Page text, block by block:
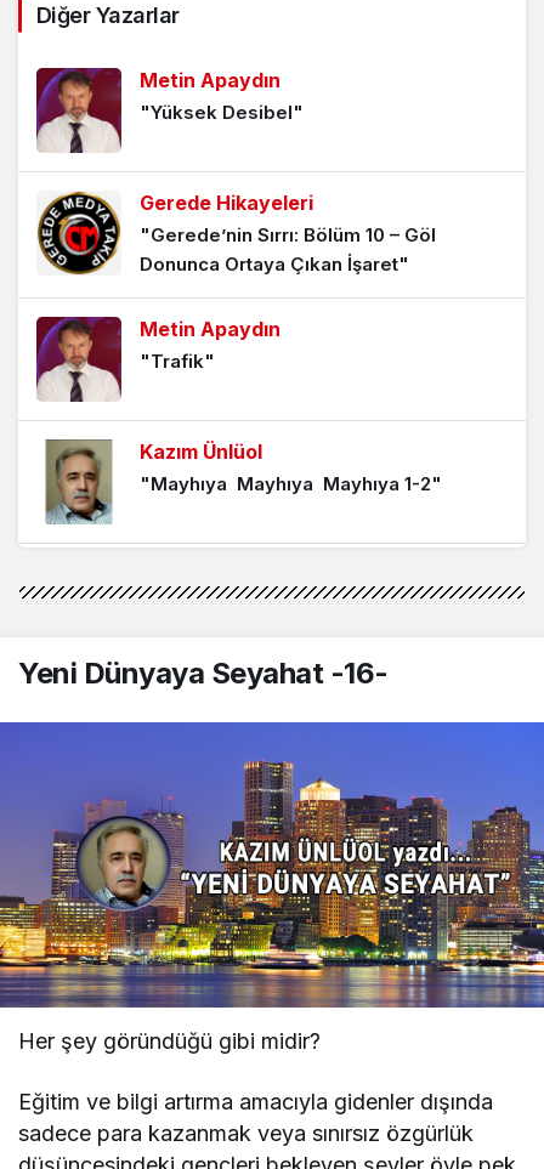
3 yıl önce
Dahilek Ya Resûlallah
Diğer Yazarlar
Metin Apaydın
"Yüksek Desibel"
Gerede Hikayeleri
"Gerede’nin Sırrı: Bölüm 10 – Göl
Donunca Ortaya Çıkan İşaret"
Metin Apaydın
"Trafik"
Kazım Ünlüol
"Mayhıya Mayhıya Mayhıya 1-2"
"Mahpushane Çeşmesi’nden Kent
Müzesi’ne..(I)"
Gerede Hikayeleri
"Gerede’nin Sırrı: Bölüm 9 – Samat
Tepesi ve Altın Mühür"
Metin Apaydın
"Mozaik Betimlemeler"
"Sakat Sakat Zekatlar"
Yeni Dünyaya Seyahat -16-
Her şey göründüğü gibi midir?
Eğitim ve bilgi artırma amacıyla gidenler dışında
sadece para kazanmak veya sınırsız özgürlük